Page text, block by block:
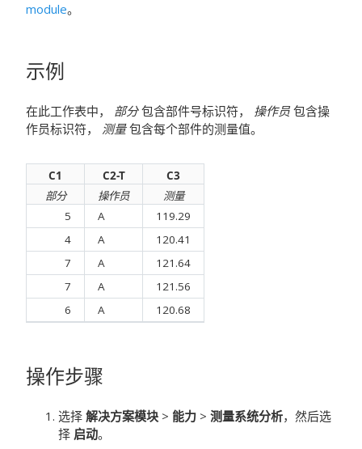
module。
示例
在此工作表中， 部分包含部件号标识符， 操作员 包含操
作员标识符， 测量包含每个部件的测量值。
C1 C2-T
C3
部分
操作员
测量
5
A
119.29
4
A
120.41
7
A
121.64
7
A
121.56
6
A 120.68
操作步骤
选择 解决方案模块 > 能力 > 测量系统分析，然后选
择 启动。